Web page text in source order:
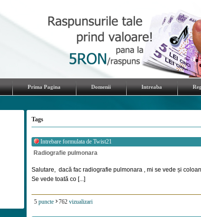
Prima Pagina Domenii Intreaba
Tags
Intrebare formulata de Twist21
Radiografie pulmonara
Salutare, dacă fac radiografie pulmonara , mi se vede și
Se vede toată co [...]
5 puncte 762 vizualizari